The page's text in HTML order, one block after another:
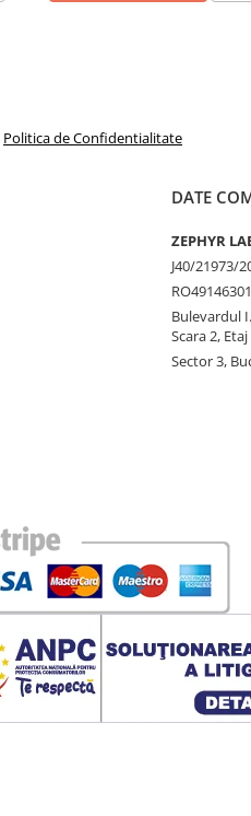
Politica de Confidentialitate
DATE
ZEPHYR
J40/21973/
RO49146301
Bulevardul
Scara 2,
Sector 3,